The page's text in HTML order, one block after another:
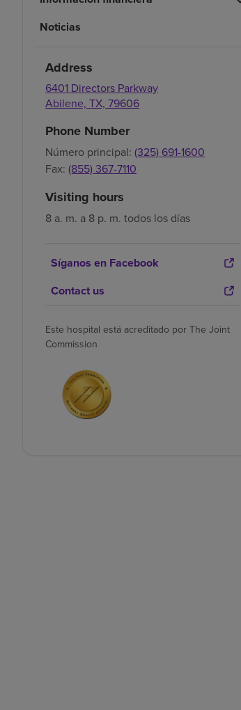
Noticias
Address
6401 Directors Parkway
Abilene, TX, 79606
Phone Number
Número principal: (325) 691-1600
Fax: (855) 367-7110
Visiting hours
8 a. m. a 8 p. m. todos los días
Síganos en Facebook
Contact us
Este hospital está acreditado por The Joint
Commission